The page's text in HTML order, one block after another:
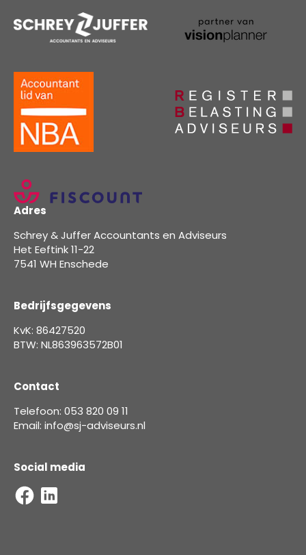
Adres
Schrey & Juffer Accountants en Adviseurs
Het Eeftink 11-22
7541 WH Enschede
Bedrijfsgegevens
KvK: 86427520
BTW: NL863963572B01
Contact
Telefoon: 053 820 09 11
Email: info@sj-adviseurs.nl
Social media